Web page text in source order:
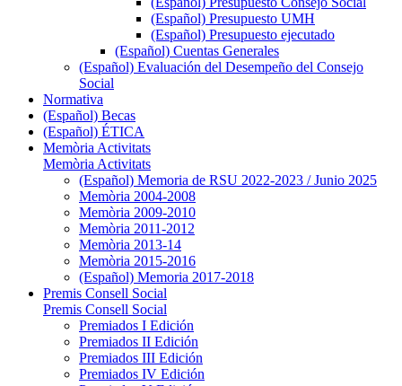
(Español) Presupuesto UMH
(Español) Presupuesto ejecutado
(Español) Cuentas Generales
(Español) Evaluación del Desempeño del Consejo
Social
Normativa
(Español) Becas
(Español) ÉTICA
Memòria Activitats
Memòria Activitats
(Español) Memoria de RSU 2022-2023 / Junio 2025
Memòria 2004-2008
Memòria 2009-2010
Memòria 2011-2012
Memòria 2013-14
Memòria 2015-2016
(Español) Memoria 2017-2018
Premis Consell Social
Premis Consell Social
Premiados I Edición
Premiados II Edición
Premiados III Edición
Premiados IV Edición